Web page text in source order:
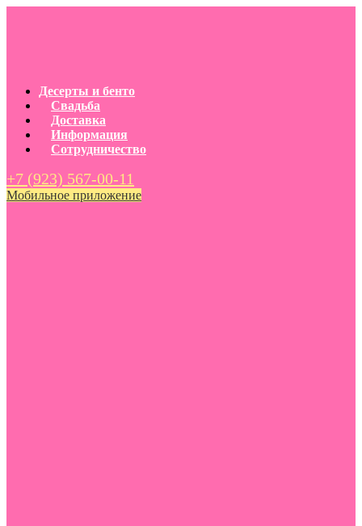
Десерты и бенто
Свадьба
Доставка
Информация
Сотрудничество
+7 (923) 567-00-11
Мобильное приложение